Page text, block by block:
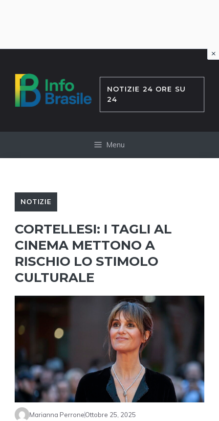
contenuto
NOTIZIE 24 ORE SU
24
Menu
NOTIZIE
CORTELLESI: I TAGLI AL
CINEMA METTONO A
RISCHIO LO STIMOLO
CULTURALE
Marianna PerroneOttobre 25, 2025
×